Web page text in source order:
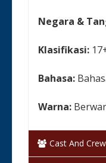
Negara &
Klasifikasi:
Bahasa:
Warna:
Status:
Cast And Crew